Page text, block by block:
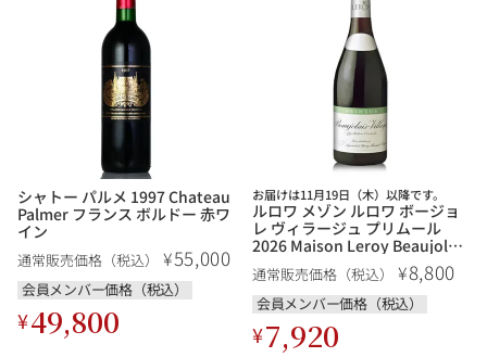
シャトー パルメ 1997 Chateau
Palmer フランス ボルドー 赤ワ
イン
通常販売価格（税込） ¥55,000
会員メンバー価格（税込）
¥49,800
お届けは11月19日（木）以降です。
ルロワ メゾン ルロワ ボージョ
レ ヴィラージュ プリムール
2026 Maison Leroy Beaujolais
Villages Primeur フランス ブル
ゴーニュ 赤ワイン 予約商品
通常販売価格（税込） ¥8,800
会員メンバー価格（税込）
¥7,920